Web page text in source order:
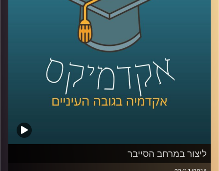
הסכמות, שיתוף פעולה ועוד. עמרי גפן הקים
את עסק הגישור שלו כשהבין שהוא מעוניין ליצור
חברה קשובה יותר, מבינה יותר, וזה לא משנה
באיזה מרחב: עסקי, אישי, חינוכי
קרדיט תמונות:AudioVersity
ליצור במרחב הסייבר